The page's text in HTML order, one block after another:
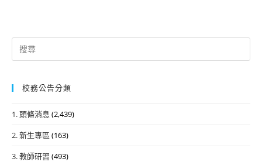
Search
for:
校務公告分類
1. 頭條消息 (2,439)
2. 新生專區 (163)
3. 教師研習 (493)